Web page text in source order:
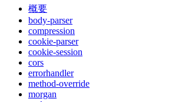
概要
body-parser
compression
cookie-parser
cookie-session
cors
errorhandler
method-override
morgan